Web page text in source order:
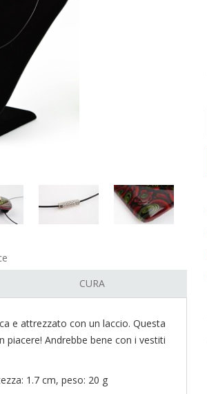
CURA
e attrezzato con un laccio. Questa
Andrebbe bene con i vestiti
1.7 cm, peso: 20 g